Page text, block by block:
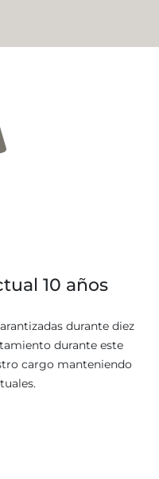
10 años
durante diez
durante este
cargo manteniendo